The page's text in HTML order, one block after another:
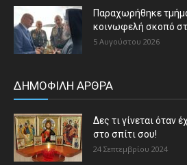
Παραχωρήθηκε
κοινωφελή σκοπό
5 Αυγούστου 2026
ΔΗΜΟΦΙΛΗ ΑΡΘΡΑ
Δες τι γίνεται όταν
στο σπίτι σου!
24 Σεπτεμβρίου 2024